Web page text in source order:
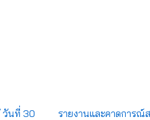
วันที่ 30
รายงานและคาดการ